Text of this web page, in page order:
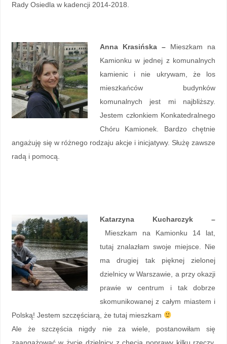
Rady Osiedla w kadencji 2014-2018.
Anna Krasińska – Mieszkam na
Kamionku w jednej z komunalnych
kamienic i nie ukrywam, że los
mieszkańców budynków
komunalnych jest mi najbliższy.
Jestem członkiem Konkatedralnego
Chóru Kamionek. Bardzo chętnie
angażuję się w różnego rodzaju akcje i inicjatywy. Służę zawsze
radą i pomocą.
Katarzyna Kucharczyk –
Mieszkam na Kamionku 14 lat,
tutaj znalazłam swoje miejsce. Nie
ma drugiej tak pięknej zielonej
dzielnicy w Warszawie, a przy okazji
prawie w centrum i tak dobrze
skomunikowanej z całym miastem i
Polską! Jestem szczęściarą, że tutaj mieszkam
Ale że szczęścia nigdy nie za wiele, postanowiłam się